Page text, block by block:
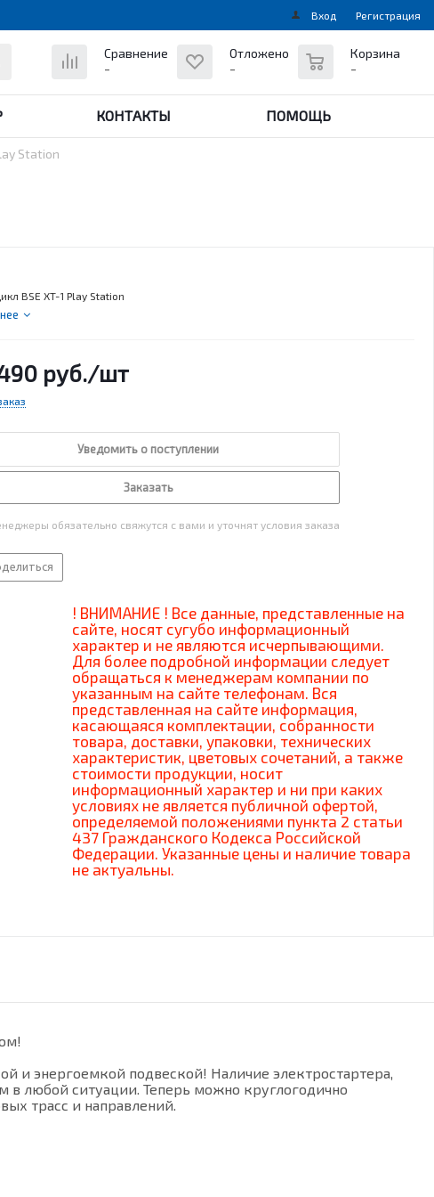
Вход Регистрация
Сравнение
-
Отложено
-
Корзина
-
КОНТАКТЫ ПОМОЩЬ
Station
BSE XT-1 Play Station
руб./шт
Уведомить о поступлении
Заказать
обязательно свяжутся с вами и уточнят условия заказа
! ВНИМАНИЕ ! Все данные, представленные на
сайте, носят сугубо информационный
характер и не являются исчерпывающими.
Для более подробной информации следует
обращаться к менеджерам компании по
указанным на сайте телефонам. Вся
представленная на сайте информация,
касающаяся комплектации, собранности
товара, доставки, упаковки, технических
характеристик, цветовых сочетаний, а также
стоимости продукции, носит
информационный характер и ни при каких
условиях не является публичной офертой,
определяемой положениями пункта 2 статьи
437 Гражданского Кодекса Российской
Федерации. Указанные цены и наличие товара
не актуальны.
и энергоемкой подвеской! Наличие электростартера,
любой ситуации. Теперь можно круглогодично
трасс и направлений.